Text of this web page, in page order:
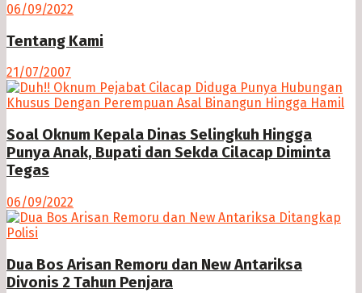
06/09/2022
Tentang Kami
21/07/2007
Soal Oknum Kepala Dinas Selingkuh Hingga
Punya Anak, Bupati dan Sekda Cilacap Diminta
Tegas
06/09/2022
Dua Bos Arisan Remoru dan New Antariksa
Divonis 2 Tahun Penjara